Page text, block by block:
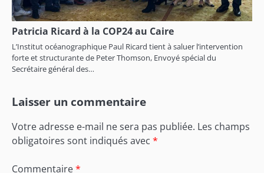
Patricia Ricard à la COP24 au Caire
L’Institut océanographique Paul Ricard tient à saluer l’intervention
forte et structurante de Peter Thomson, Envoyé spécial du
Secrétaire général des…
Laisser un commentaire
Votre adresse e-mail ne sera pas publiée. Les champs
obligatoires sont indiqués avec *
Commentaire*